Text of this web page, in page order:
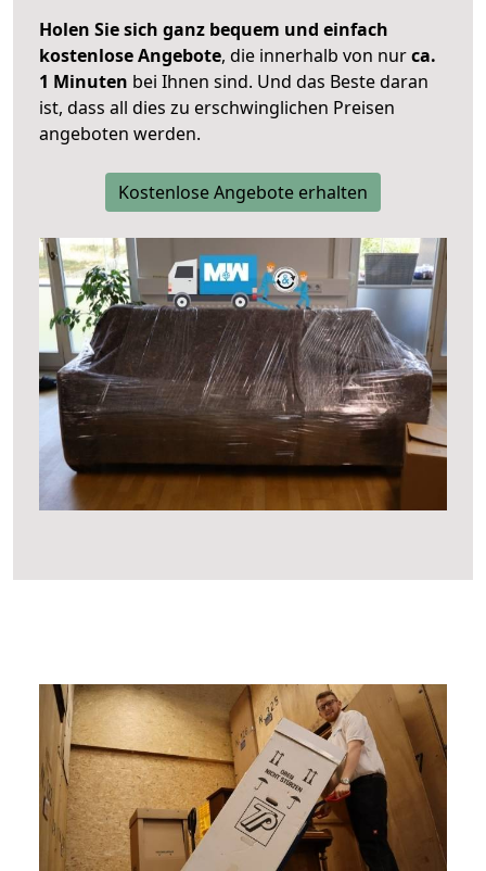
Holen Sie sich ganz bequem und einfach
kostenlose Angebote, die innerhalb von nurca.
1 Minuten bei Ihnen sind. Und das Beste daran
ist, dass all dies zu erschwinglichen Preisen
angeboten werden.
Kostenlose Angebote erhalten